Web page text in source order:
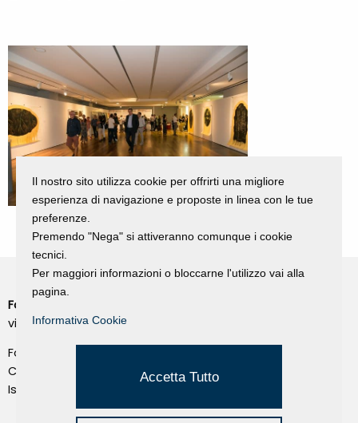
Fondazione Dino Zoli
viale Bologna 288, Forlì
Fondo dot. euro 285.000 i.v.
CF e P.IVA 03692820404
Isc.Reg Per.Giu. n. 10404
Il nostro sito utilizza cookie per offrirti una migliore
esperienza di navigazione e proposte in linea con le tue
preferenze.
Premendo "Nega" si attiveranno comunque i cookie
tecnici.
Per maggiori informazioni o bloccarne l'utilizzo vai alla
pagina.
Informativa Cookie
Accetta Tutto